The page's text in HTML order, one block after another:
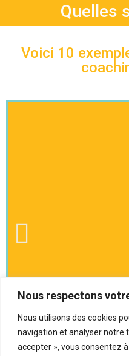
Nous respectons
Nous utilisons des cookies
navigation et analyser notre
accepter », vous consentez
Quelles
Voici 10